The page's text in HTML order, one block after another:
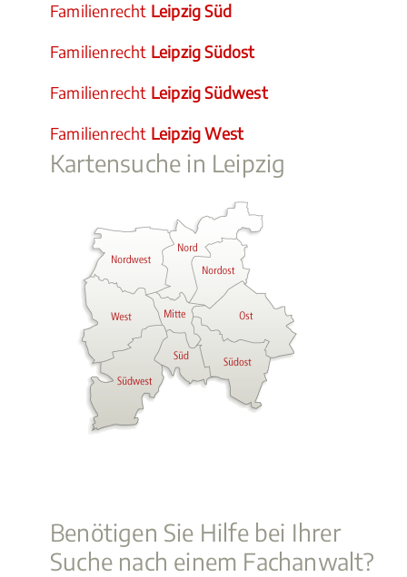
Familienrecht Leipzig Süd
Familienrecht Leipzig Südost
Familienrecht Leipzig Südwest
Familienrecht Leipzig West
Kartensuche in Leipzig
Benötigen Sie Hilfe bei Ihrer
Suche nach einem Fachanwalt?